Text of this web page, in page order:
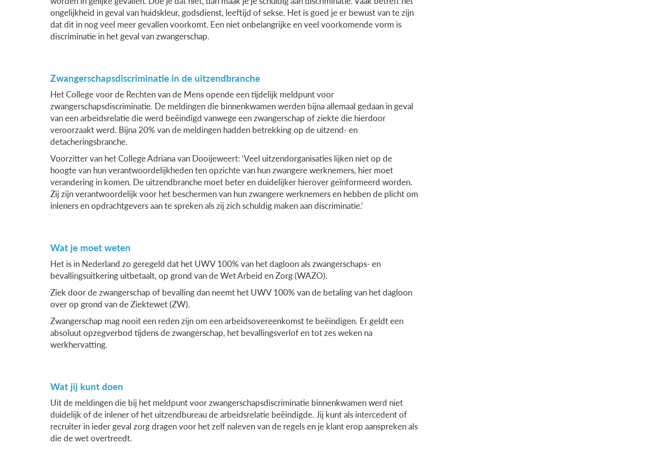
ongelijkheid in geval van huidskleur, godsdienst, leeftijd of sekse. Het is goed je er bewust van te zijn
dat dit in nog veel meer gevallen voorkomt. Een niet onbelangrijke en veel voorkomende vorm is
discriminatie in het geval van zwangerschap.
Zwangerschapsdiscriminatie in de uitzendbranche
Het College voor de Rechten van de Mens opende een tijdelijk meldpunt voor
zwangerschapsdiscriminatie. De meldingen die binnenkwamen werden bijna allemaal gedaan in geval
van een arbeidsrelatie die werd beëindigd vanwege een zwangerschap of ziekte die hierdoor
veroorzaakt werd. Bijna 20% van de meldingen hadden betrekking op de uitzend- en
detacheringsbranche.
Voorzitter van het College Adriana van Dooijeweert: ‘Veel uitzendorganisaties lijken niet op de
hoogte van hun verantwoordelijkheden ten opzichte van hun zwangere werknemers, hier moet
verandering in komen. De uitzendbranche moet beter en duidelijker hierover geïnformeerd worden.
Zij zijn verantwoordelijk voor het beschermen van hun zwangere werknemers en hebben de plicht om
inleners en opdrachtgevers aan te spreken als zij zich schuldig maken aan discriminatie.’
Wat je moet weten
Het is in Nederland zo geregeld dat het UWV 100% van het dagloon als zwangerschaps- en
bevallingsuitkering uitbetaalt, op grond van de Wet Arbeid en Zorg (WAZO).
Ziek door de zwangerschap of bevalling dan neemt het UWV 100% van de betaling van het dagloon
over op grond van de Ziektewet (ZW).
Zwangerschap mag nooit een reden zijn om een arbeidsovereenkomst te beëindigen. Er geldt een
absoluut opzegverbod tijdens de zwangerschap, het bevallingsverlof en tot zes weken na
werkhervatting.
Wat jij kunt doen
Uit de meldingen die bij het meldpunt voor zwangerschapsdiscriminatie binnenkwamen werd niet
duidelijk of de inlener of het uitzendbureau de arbeidsrelatie beëindigde. Jij kunt als intercedent of
recruiter in ieder geval zorg dragen voor het zelf naleven van de regels en je klant erop aanspreken als
die de wet overtreedt.